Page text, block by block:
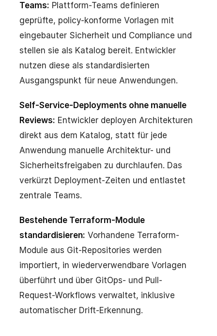
Teams: Plattform-Teams definieren
geprüfte, policy-konforme Vorlagen mit
eingebauter Sicherheit und Compliance und
stellen sie als Katalog bereit. Entwickler
nutzen diese als standardisierten
Ausgangspunkt für neue Anwendungen.
Self-Service-Deployments ohne manuelle
Reviews: Entwickler deployen Architekturen
direkt aus dem Katalog, statt für jede
Anwendung manuelle Architektur- und
Sicherheitsfreigaben zu durchlaufen. Das
verkürzt Deployment-Zeiten und entlastet
zentrale Teams.
Bestehende Terraform-Module
standardisieren: Vorhandene Terraform-
Module aus Git-Repositories werden
importiert, in wiederverwendbare Vorlagen
überführt und über GitOps- und Pull-
Request-Workflows verwaltet, inklusive
automatischer Drift-Erkennung.